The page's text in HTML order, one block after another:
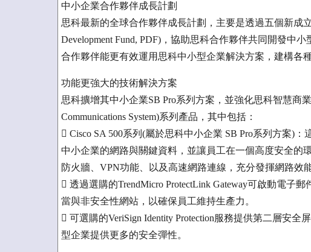
中小企業合作夥伴成長計劃
思科最新的全球合作夥伴成長計劃，主要是透過五個新成
Development Fund, PDF)，協助思科合作夥伴共同開發中
合作夥伴能更有效運用思科中小型企業解決方案，建構各
功能更強大的技術解決方案
思科擴增其中小企業SB Pro系列方案，並強化思科智慧商業
Communications System)系列產品，其中包括：
 Cisco SA 500系列(屬於思科中小企業 SB Pro系列方案)
中小企業的網路與關鍵資料，並讓員工在一個高度安全的
防火牆、VPN功能、以及高速網路連線，充分發揮網路效
 透過選購的TrendMicro ProtectLink Gateway可啟動電子
當與非安全性網站，以確保員工維持生產力。
 可選購的VeriSign Identity Protection服務提供第二層安
型企業提供更多的安全彈性。